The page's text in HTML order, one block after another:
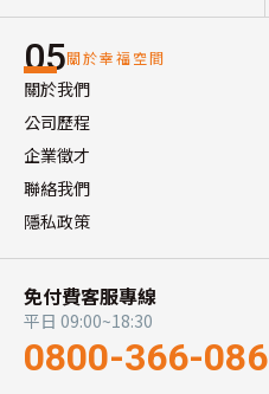
05關於幸福空間
關於我們
公司歷程
企業徵才
聯絡我們
隱私政策
免付費客服專線
平日 09:00~18:30
0800-366-086